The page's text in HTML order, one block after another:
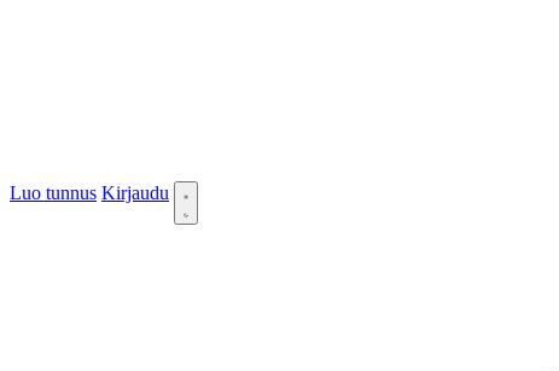
Luo tunnus Kirjaudu